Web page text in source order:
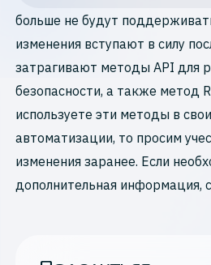
больше не будут
изменения вступают в силу
затрагивают методы API для
безопасности, а также метод
используете эти методы в
автоматизации, то просим
изменения заранее. Если
дополнительная информация,